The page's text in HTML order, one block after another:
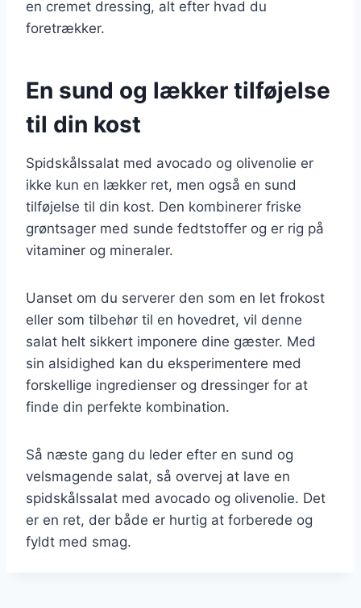
en cremet dressing, alt efter hvad du
foretrækker.
En sund og lækker tilføjelse
til din kost
Spidskålssalat med avocado og olivenolie er
ikke kun en lækker ret, men også en sund
tilføjelse til din kost. Den kombinerer friske
grøntsager med sunde fedtstoffer og er rig på
vitaminer og mineraler.
Uanset om du serverer den som en let frokost
eller som tilbehør til en hovedret, vil denne
salat helt sikkert imponere dine gæster. Med
sin alsidighed kan du eksperimentere med
forskellige ingredienser og dressinger for at
finde din perfekte kombination.
Så næste gang du leder efter en sund og
velsmagende salat, så overvej at lave en
spidskålssalat med avocado og olivenolie. Det
er en ret, der både er hurtig at forberede og
fyldt med smag.